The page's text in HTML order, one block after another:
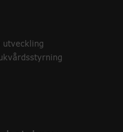
utveckling